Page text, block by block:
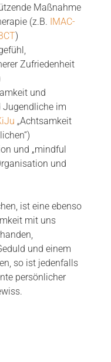
Maßnahme
(z.B. IMAC-
)
Zufriedenheit
und
Jugendliche im
„Achtsamkeit
und „mindful
und
ist eine ebenso
mit uns
und einem
so ist jedenfalls
persönlicher